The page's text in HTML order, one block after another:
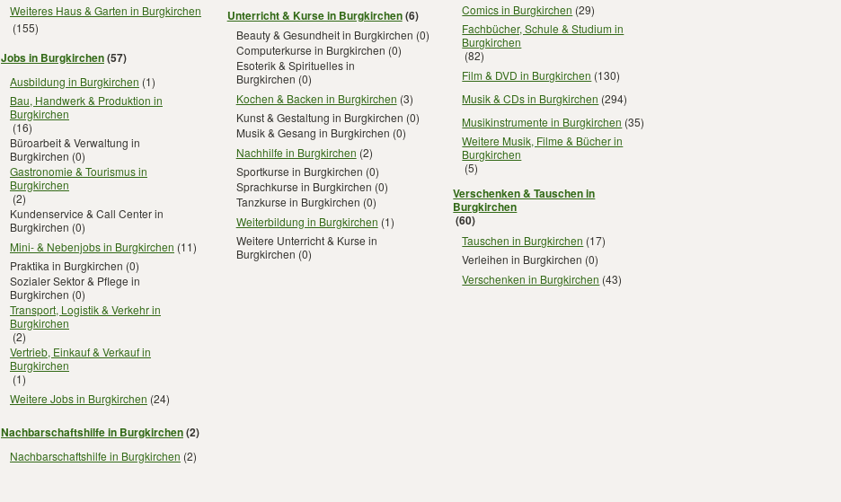
Weiteres Haus & Garten in Burgkirchen
(155)
Jobs in Burgkirchen(57)
Ausbildung in Burgkirchen (1)
Bau, Handwerk & Produktion in
Burgkirchen
(16)
Büroarbeit & Verwaltung in
Burgkirchen (0)
Gastronomie & Tourismus in
Burgkirchen
(2)
Kundenservice & Call Center in
Burgkirchen (0)
Mini- & Nebenjobs in Burgkirchen (11)
Praktika in Burgkirchen (0)
Sozialer Sektor & Pflege in
Burgkirchen (0)
Transport, Logistik & Verkehr in
Burgkirchen
(2)
Vertrieb, Einkauf & Verkauf in
Burgkirchen
(1)
Weitere Jobs in Burgkirchen (24)
Nachbarschaftshilfe in Burgkirchen(2)
Nachbarschaftshilfe in Burgkirchen (2)
Unterricht & Kurse in Burgkirchen(6)
Beauty & Gesundheit in Burgkirchen (0)
Computerkurse in Burgkirchen (0)
Esoterik & Spirituelles in
Burgkirchen (0)
Kochen & Backen in Burgkirchen (3)
Kunst & Gestaltung in Burgkirchen (0)
Musik & Gesang in Burgkirchen (0)
Nachhilfe in Burgkirchen (2)
Sportkurse in Burgkirchen (0)
Sprachkurse in Burgkirchen (0)
Tanzkurse in Burgkirchen (0)
Weiterbildung in Burgkirchen (1)
Weitere Unterricht & Kurse in
Burgkirchen (0)
Comics in Burgkirchen (29)
Fachbücher, Schule & Studium in
Burgkirchen
(82)
Film & DVD in Burgkirchen (130)
Musik & CDs in Burgkirchen (294)
Musikinstrumente in Burgkirchen (35)
Weitere Musik, Filme & Bücher in
Burgkirchen
(5)
Verschenken & Tauschen in
Burgkirchen
(60)
Tauschen in Burgkirchen (17)
Verleihen in Burgkirchen (0)
Verschenken in Burgkirchen (43)